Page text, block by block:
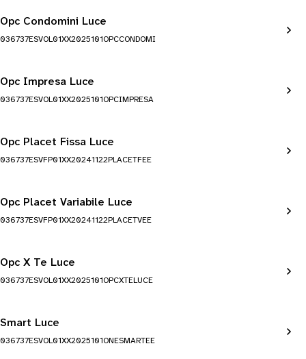
Opc Condomini Luce
036737ESVOL01XX2025101OPCCONDOMI
Opc Impresa Luce
036737ESVOL01XX2025101OPCIMPRESA
Opc Placet Fissa Luce
036737ESVFP01XX20241122PLACETFEE
Opc Placet Variabile Luce
036737ESVFP01XX20241122PLACETVEE
Opc X Te Luce
036737ESVOL01XX2025101OPCXTELUCE
Smart Luce
036737ESVOL01XX2025101ONESMARTEE